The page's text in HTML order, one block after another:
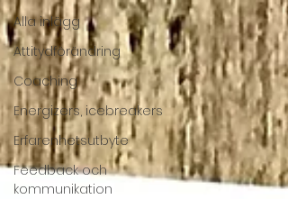
Alla inlägg
Attitydförändring
Coaching
Energizers, icebreakers
Erfarenhetsutbyte
Feedback och
kommunikation